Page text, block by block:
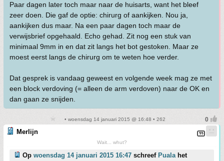
Paar dagen later toch maar naar de huisarts, want het bleef
zeer doen. Die gaf de optie: chirurg of aankijken. Nou ja,
aankijken dus maar. Na een paar dagen toch maar de
verwijsbrief opgehaald. Echo gehad. Zit nog een stuk van
minimaal 9mm in en dat zit langs het bot gestoken. Maar ze
moest eerst langs de chirurg om te weten hoe verder.
Dat gesprek is vandaag geweest en volgende week mag ze met
een block verdoving (= alleen de arm verdoven) naar de OK en
dan gaan ze snijden.
• woensdag 14 januari 2015 @ 16:48 • 262
Merlijn
Wait... whut?
Op woensdag 14 januari 2015 16:47 schreef Pualahet